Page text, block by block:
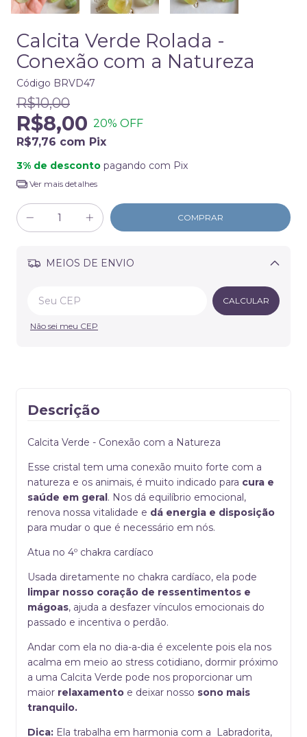
Calcita Verde Rolada -
Conexão com a Natureza
Código BRVD47
R$10,00
R$8,00 20% OFF
R$7,76 com Pix
3% de desconto pagando com Pix
Ver mais detalhes
MEIOS DE ENVIO
Alterar CEP
CALCULAR
Não sei meu CEP
Descrição
Calcita Verde - Conexão com a Natureza
Esse cristal tem uma conexão muito forte com a
natureza e os animais, é muito indicado para cura e
saúde em geral. Nos dá equilíbrio emocional,
renova nossa vitalidade e dá energia e disposição
para mudar o que é necessário em nós.
Atua no 4º chakra cardíaco
Usada diretamente no chakra cardíaco, ela pode
limpar nosso coração de ressentimentos e
mágoas, ajuda a desfazer vínculos emocionais do
passado e incentiva o perdão.
Andar com ela no dia-a-dia é excelente pois ela nos
acalma em meio ao stress cotidiano, dormir próximo
a uma Calcita Verde pode nos proporcionar um
maior relaxamento e deixar nosso sono mais
tranquilo.
Dica: Ela trabalha em harmonia com a Labradorita,